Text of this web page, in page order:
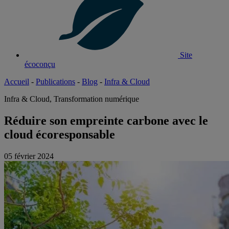
Site
écoconçu
Accueil - Publications - Blog - Infra & Cloud
Infra & Cloud, Transformation numérique
Réduire son empreinte carbone avec le
cloud écoresponsable
05 février 2024